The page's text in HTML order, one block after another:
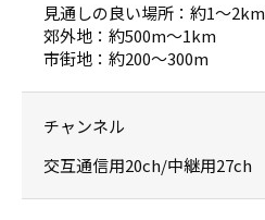
見通しの良い場所：約1〜2km
郊外地：約500m〜1km
市街地：約200〜300m
チャンネル
交互通信用20ch/中継用27ch